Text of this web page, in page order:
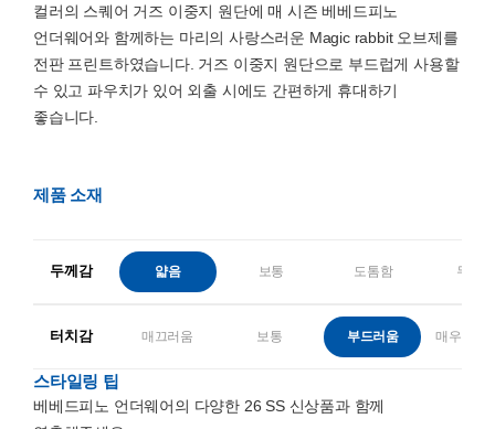
컬러의 스퀘어 거즈 이중지 원단에 매 시즌 베베드피노
언더웨어와 함께하는 마리의 사랑스러운 Magic rabbit 오브제를
전판 프린트하였습니다. 거즈 이중지 원단으로 부드럽게 사용할
수 있고 파우치가 있어 외출 시에도 간편하게 휴대하기
좋습니다.
제품 소재
두께감 얇음 보통 도톰함 두꺼움
터치감 매끄러움 보통 부드러움 매우 부드
스타일링 팁
베베드피노 언더웨어의 다양한 26 SS 신상품과 함께